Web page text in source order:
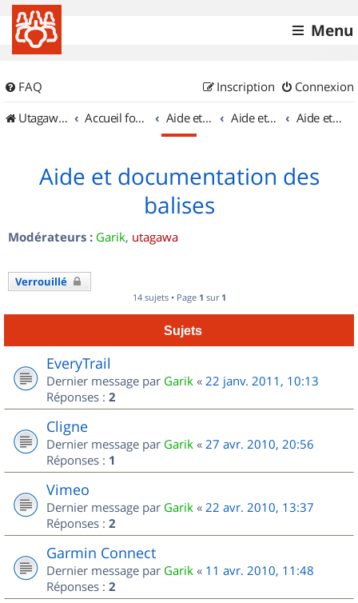
Menu
FAQ Connexion
Inscription
UtagawaVTT (Randos VTT et VTTAE avec traces GPS)
Accueil forum Aide et documentation Aide et documentation Aide et documentation des balises
Aide et documentation des
balises
Modérateurs : Garik, utagawa
Verrouillé
14 sujets • Page 1 sur 1
Sujets
EveryTrail
Dernier message par Garik « 22 janv. 2011, 10:13
Réponses : 2
Cligne
Dernier message par Garik « 27 avr. 2010, 20:56
Réponses : 1
Vimeo
Dernier message par Garik « 22 avr. 2010, 13:37
Réponses : 2
Garmin Connect
Dernier message par Garik « 11 avr. 2010, 11:48
Réponses : 2